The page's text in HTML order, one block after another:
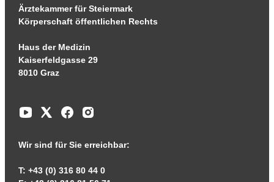
Ärztekammer für Steiermark
Körperschaft öffentlichen Rechts
Haus der Medizin
Kaiserfeldgasse 29
8010 Graz
Wir sind für Sie erreichbar:
T: +43 (0) 316 80 44 0